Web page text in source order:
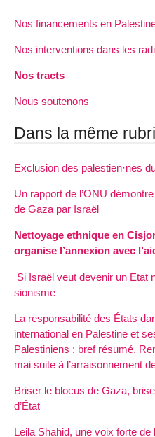
Nos financements en
Nos interventions dans les
Nos tracts
Nous soutenons
Dans la même
Exclusion des palestien·nes
Un rapport de l’ONU
de Gaza par Israël
Nettoyage ethnique en
organise l’annexion avec
Si Israël veut devenir un Etat
sionisme
La responsabilité des États
international en Palestine et
Palestiniens : bref résumé.
mai suite à l’arraisonnement
Briser le blocus de Gaza,
d’État
Leila Shahid, une voix forte